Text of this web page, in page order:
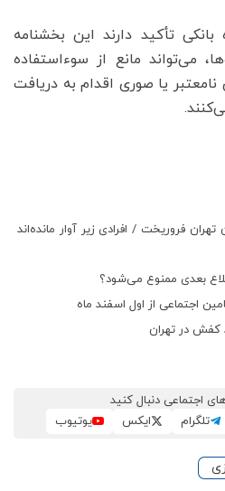
تأکید دارند این بخشنامه
می‌تواند مانع از سوءاستفاده
یا صوری اقدام به دریافت
تهران فروریخت / افرادی زیر آوار مانده‌اند
بعدی ممنوع می‌شود؟
اجتماعی از اول اسفند ماه
کفش در تهران
اجتماعی دنبال کنید
تلگرام ایکس یوتیوب